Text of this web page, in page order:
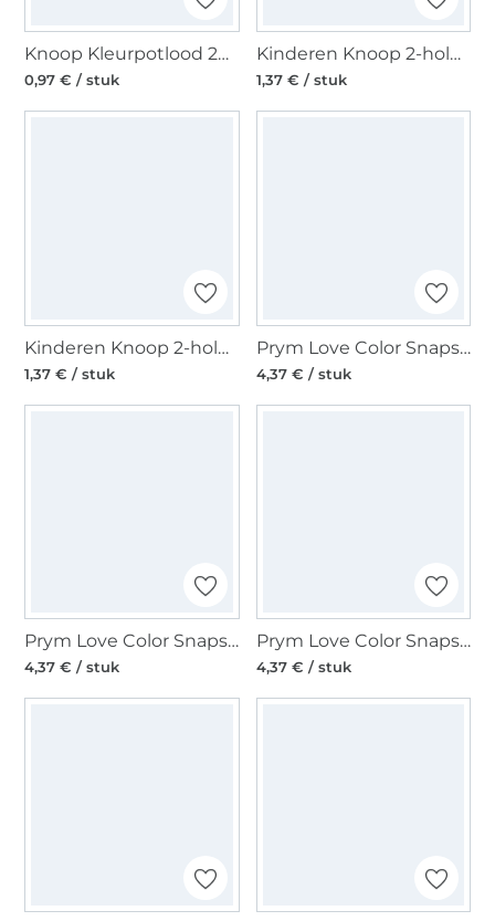
Knoop Kleurpotlood 20 mm, koningsblauw
0,97 € / stuk
Kinderen Knoop 2-hole kiepwagen, 15 mm
1,37 € / stuk
Kinderen Knoop 2-hole Bagger, 15 mm
1,37 € / stuk
Prym Love Color Snaps Mini Press fasteners, lichtgeel
4,37 € / stuk
Prym Love Color Snaps Mini Press fasteners, lichtblauw
4,37 € / stuk
Prym Love Color Snaps Mini Press fasteners, roze
4,37 € / stuk